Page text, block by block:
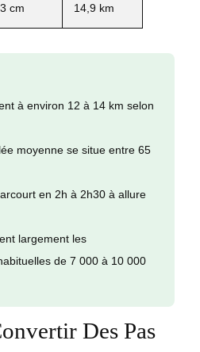
cm 14,9 km
à environ 12 à 14 km selon
moyenne se situe entre 65
en 2h à 2h30 à allure
largement les
de 7 000 à 10 000
Des Pas